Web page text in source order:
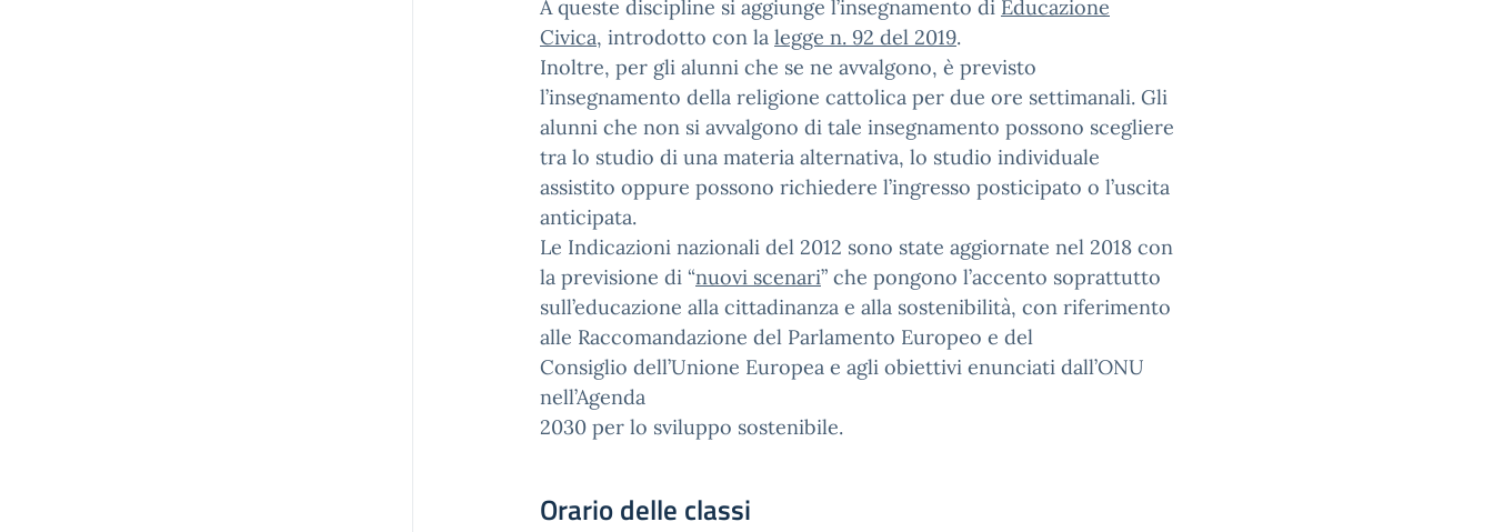
A queste discipline si aggiunge l’insegnamento di Educazione
Civica, introdotto con la legge n. 92 del 2019.
Inoltre, per gli alunni che se ne avvalgono, è previsto
l’insegnamento della religione cattolica per due ore settimanali. Gli
alunni che non si avvalgono di tale insegnamento possono scegliere
tra lo studio di una materia alternativa, lo studio individuale
assistito oppure possono richiedere l’ingresso posticipato o l’uscita
anticipata.
Le Indicazioni nazionali del 2012 sono state aggiornate nel 2018 con
la previsione di “nuovi scenari” che pongono l’accento soprattutto
sull’educazione alla cittadinanza e alla sostenibilità, con riferimento
alle Raccomandazione del Parlamento Europeo e del
Consiglio dell’Unione Europea e agli obiettivi enunciati dall’ONU
nell’Agenda
2030 per lo sviluppo sostenibile.
Orario delle classi